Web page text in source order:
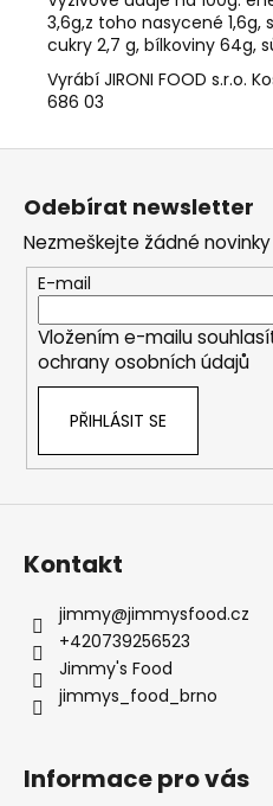
3,6g,z toho nasycené 1,6g,
cukry 2,7 g, bílkoviny 64g,
Vyrábí JIRONI FOOD s.r.o.
686 03
Z
Odebírat newsletter
Nezmeškejte žádné
E-mail
Vložením e-mailu
ochrany osobních údajů
PŘIHLÁSIT SE
Kontakt
jimmy@jimmysfood.cz
+420739256523
Jimmy's Food
jimmys_food_brno
Informace pro vás